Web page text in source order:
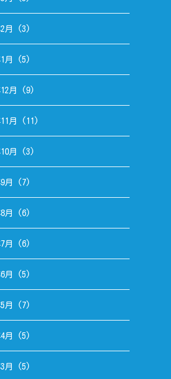
月 (3)
月 (5)
月 (9)
月 (11)
月 (3)
月 (7)
月 (6)
月 (6)
月 (5)
月 (7)
月 (5)
月 (5)